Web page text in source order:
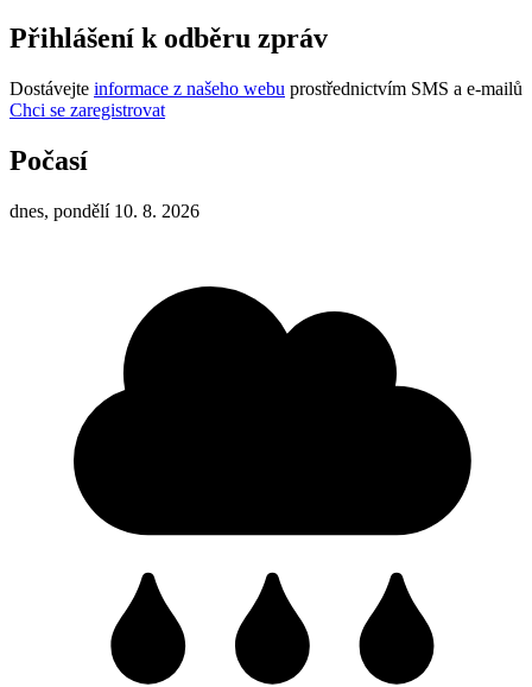
Přihlášení k odběru zpráv
Dostávejte informace z našeho webu prostřednictvím SMS a e-mailů
Chci se zaregistrovat
Počasí
dnes, pondělí 10. 8. 2026